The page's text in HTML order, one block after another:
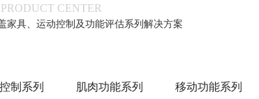
‌PRODUCT CENTER‌
家具、运动控制及功能评估系列解决方案
制系列 肌肉功能系列 移动功能系列